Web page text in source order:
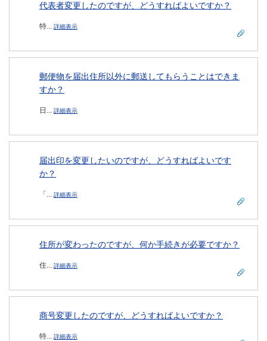
代表者変更したのですが、どうすればよいですか？
特... 詳細表示
郵便物を届出住所以外に郵送してもらうことはできま
すか？
日... 詳細表示
届出印を変更したいのですが、どうすればよいです
か？
「... 詳細表示
住所が変わったのですが、何か手続きが必要ですか？
住... 詳細表示
商号変更したのですが、どうすればよいですか？
特... 詳細表示